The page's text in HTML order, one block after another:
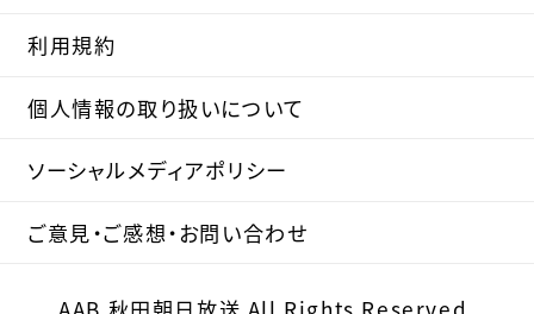
利用規約
個人情報の取り扱いについて
ソーシャルメディアポリシー
ご意見・ご感想・お問い合わせ